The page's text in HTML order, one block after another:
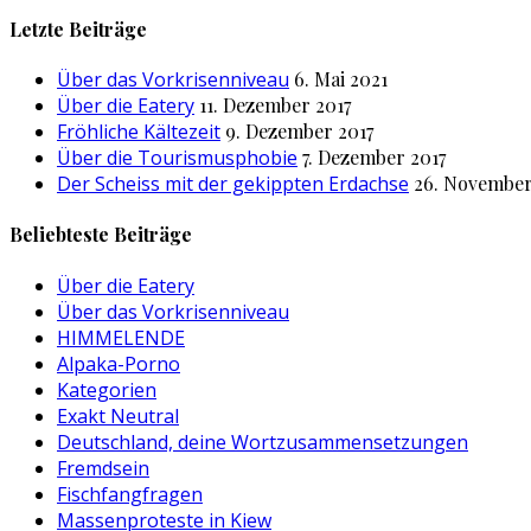
Letzte Beiträge
Über das Vorkrisenniveau 6. Mai 2021
Über die Eatery 11. Dezember 2017
Fröhliche Kältezeit 9. Dezember 2017
Über die Tourismusphobie 7. Dezember 2017
Der Scheiss mit der gekippten Erdachse 26.
Beliebteste Beiträge
Über die Eatery
Über das Vorkrisenniveau
HIMMELENDE
Alpaka-Porno
Kategorien
Exakt Neutral
Deutschland, deine Wortzusammensetzungen
Fremdsein
Fischfangfragen
Massenproteste in Kiew